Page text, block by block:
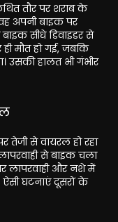
तौर पर शराब के
अपनी बाइक पर
सीधे डिवाइडर से
मौत हो गई, जबकि
उसकी हालत भी गंभीर
तेजी से वायरल हो रहा
से बाइक चला
लापरवाही और नशे में
घटनाएं दूसरों के